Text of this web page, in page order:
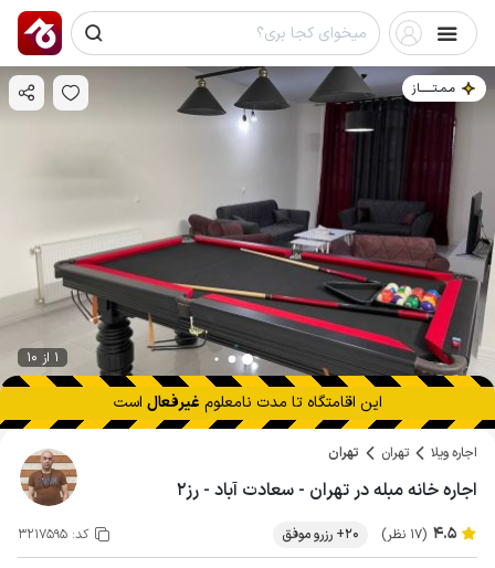
مـمـتــــــاز
1 از 10
این اقامتگاه تا مدت نامعلوم غیرفعال است
اجاره ویلا تهران تهران
اجاره خانه مبله در تهران - سعادت آباد - رز۲
4.5 (17 نظر) 20+ رزرو موفق کد: 3217595